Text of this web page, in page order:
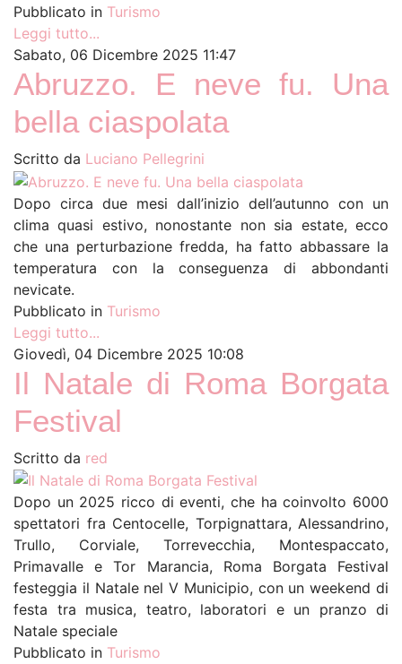
Pubblicato in Turismo
Leggi tutto...
Sabato, 06 Dicembre 2025 11:47
Abruzzo. E neve fu. Una
bella ciaspolata
Scritto da Luciano Pellegrini
Dopo circa due mesi dall’inizio dell’autunno con un
clima quasi estivo, nonostante non sia estate, ecco
che una perturbazione fredda, ha fatto abbassare la
temperatura con la conseguenza di abbondanti
nevicate.
Pubblicato in Turismo
Leggi tutto...
Giovedì, 04 Dicembre 2025 10:08
Il Natale di Roma Borgata
Festival
Scritto da red
Dopo un 2025 ricco di eventi, che ha coinvolto 6000
spettatori fra Centocelle, Torpignattara, Alessandrino,
Trullo, Corviale, Torrevecchia, Montespaccato,
Primavalle e Tor Marancia, Roma Borgata Festival
festeggia il Natale nel V Municipio, con un weekend di
festa tra musica, teatro, laboratori e un pranzo di
Natale speciale
Pubblicato in Turismo